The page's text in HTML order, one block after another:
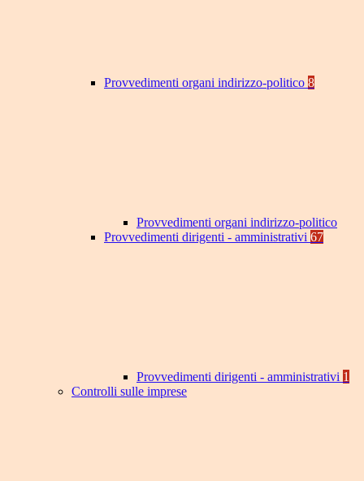
Provvedimenti organi indirizzo-politico 8
Provvedimenti organi indirizzo-politico
Provvedimenti dirigenti - amministrativi 67
Provvedimenti dirigenti - amministrativi 1
Controlli sulle imprese